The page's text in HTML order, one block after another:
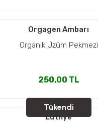
Orgagen Ambarı
Organik Üzüm Pekmezi
250,00 TL
Tükendi
Lütfiye